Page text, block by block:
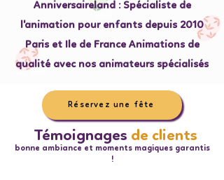
Anniversaireland : Spécialiste de
l'animation pour enfants depuis 2010
Paris et Ile de France Animations de
qualité avec nos animateurs spécialisés
Réservez une fête
bonne ambiance et moments magiques garantis
!
Témoignages de clients